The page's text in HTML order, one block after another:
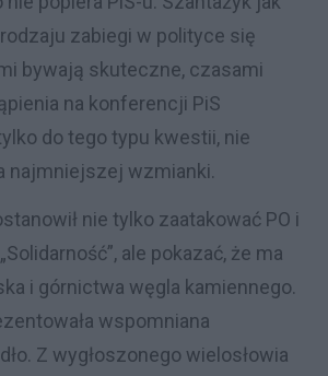
zabiegi w polityce się
bywają skuteczne, czasami
na konferencji PiS
do tego typu kwestii, nie
najmniejszej wzmianki.
nie tylko zaatakować PO i
ale pokazać, że ma
i górnictwa węgla kamiennego.
wspomniana
Z wygłoszonego wielosłowia